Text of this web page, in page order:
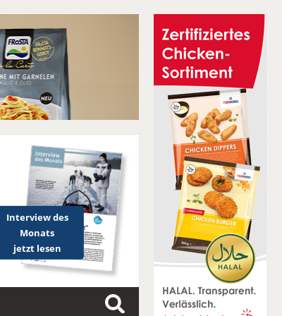
Interview des
Monats
jetzt lesen